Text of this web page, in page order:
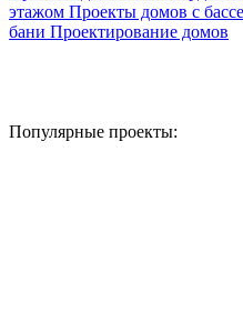
этажом Проекты домов с
бани Проектирование домов
Популярные проекты: